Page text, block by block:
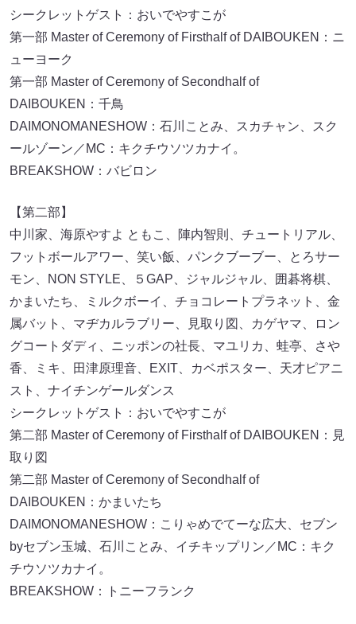
シークレットゲスト：おいでやすこが
第一部 Master of Ceremony of Firsthalf of DAIBOUKEN：ニ
ューヨーク
第一部 Master of Ceremony of Secondhalf of
DAIBOUKEN：千鳥
DAIMONOMANESHOW：石川ことみ、スカチャン、スク
ールゾーン／MC：キクチウソツカナイ。
BREAKSHOW：バビロン
【第二部】
中川家、海原やすよ ともこ、陣内智則、チュートリアル、
フットボールアワー、笑い飯、パンクブーブー、とろサー
モン、NON STYLE、５GAP、ジャルジャル、囲碁将棋、
かまいたち、ミルクボーイ、チョコレートプラネット、金
属バット、マヂカルラブリー、見取り図、カゲヤマ、ロン
グコートダディ、ニッポンの社長、マユリカ、蛙亭、さや
香、ミキ、田津原理音、EXIT、カベポスター、天才ピアニ
スト、ナイチンゲールダンス
シークレットゲスト：おいでやすこが
第二部 Master of Ceremony of Firsthalf of DAIBOUKEN：見
取り図
第二部 Master of Ceremony of Secondhalf of
DAIBOUKEN：かまいたち
DAIMONOMANESHOW：こりゃめでてーな広大、セブン
byセブン玉城、石川ことみ、イチキップリン／MC：キク
チウソツカナイ。
BREAKSHOW：トニーフランク